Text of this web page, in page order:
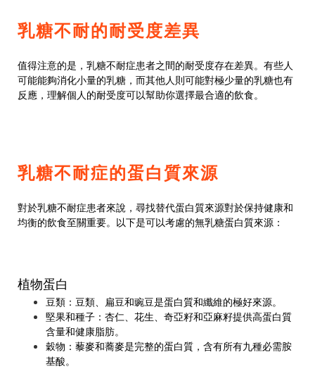
乳糖不耐的耐受度差異
值得注意的是，乳糖不耐症患者之間的耐受度存在差異。有些人
可能能夠消化小量的乳糖，而其他人則可能對極少量的乳糖也有
反應，理解個人的耐受度可以幫助你選擇最合適的飲食。
乳糖不耐症的蛋白質來源
對於乳糖不耐症患者來說，尋找替代蛋白質來源對於保持健康和
均衡的飲食至關重要。以下是可以考慮的無乳糖蛋白質來源：
植物蛋白
豆類：豆類、扁豆和豌豆是蛋白質和纖維的極好來源。
堅果和種子：杏仁、花生、奇亞籽和亞麻籽提供高蛋白質
含量和健康脂肪。
穀物：藜麥和蕎麥是完整的蛋白質，含有所有九種必需胺
基酸。